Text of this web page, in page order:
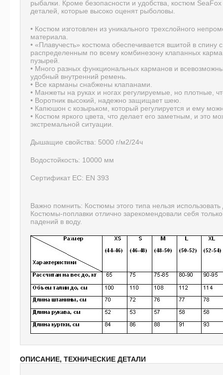
рыбалки. Кроме безопасности и удобства, костюм
деталей, которые высоко оценят рыболовы.
• Костюм изготовлен из уникального трехслойного
материала.
• «Плавучесть» костюма обеспечивается вшитой в
распределенным по всему комбинезону клапанных
пузырей.
• Много разных функциональных карманов и
удобный внутренний ремень.
• Все карманы снабжены клапанами.
• Манжеты на руках и ногах регулируемые, но плотные,
• Воротник высокий, надежно защищает шею.
• Капюшон с козырьком, который регулируется и ему
• Костюм яркого цвета, что делает его заметным, и это
экстремальной ситуации.
Дышащие свойства: 5000 г/м2/24ч
Водостойкость: 10000 мм
Сертификат ЕС: EN 393
Важно помнить: Костюмы этого типа нельзя
Костюмы-поплавки отлично зарекомендовали себя
падений в воду.
ОПИСАНИЕ, ТЕХНИЧЕСКИЕ ДЕТАЛИ